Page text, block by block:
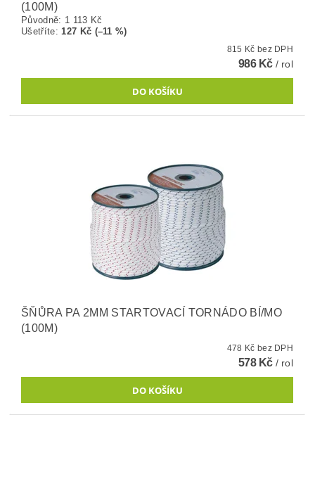
(100M)
Původně: 1 113 Kč
Ušetříte:127 Kč (–11 %)
815 Kč bez DPH
986 Kč / rol
ŠŇŮRA PA 2MM STARTOVACÍ TORNÁDO BÍ/MO
(100M)
478 Kč bez DPH
578 Kč / rol